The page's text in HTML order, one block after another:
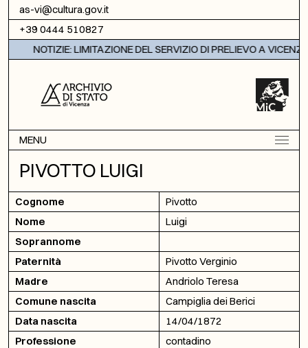
Vai al contenuto
as-vi@cultura.gov.it
+39 0444 510827
NOTIZIE: LIMITAZIONE DEL SERVIZIO DI PRELIEVO A VICENZA
MENU
PIVOTTO LUIGI
Cognome
Pivotto
Nome
Luigi
Soprannome
Paternità
Pivotto Verginio
Madre
Andriolo Teresa
Comune nascita
Campiglia dei Berici
Data nascita
14/04/1872
Professione
contadino